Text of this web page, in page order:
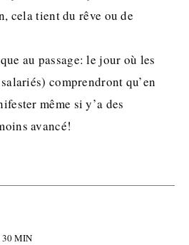
cela tient du rêve ou de
au passage: le jour où les
comprendront qu’en
même si y’a des
avancé!
30 MIN